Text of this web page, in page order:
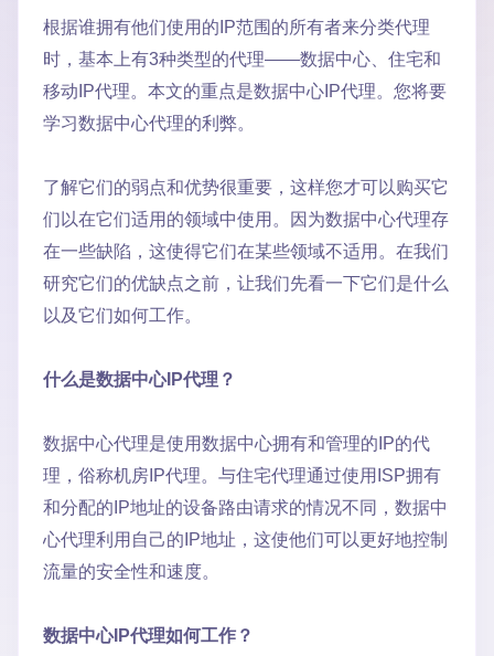
根据谁拥有他们使用的IP范围的所有者来分类代理
时，基本上有3种类型的代理——数据中心、住宅和
移动IP代理。本文的重点是数据中心IP代理。您将要
学习数据中心代理的利弊。
了解它们的弱点和优势很重要，这样您才可以购买它
们以在它们适用的领域中使用。因为数据中心代理存
在一些缺陷，这使得它们在某些领域不适用。在我们
研究它们的优缺点之前，让我们先看一下它们是什么
以及它们如何工作。
什么是数据中心IP代理？
数据中心代理是使用数据中心拥有和管理的IP的代
理，俗称机房IP代理。与住宅代理通过使用ISP拥有
和分配的IP地址的设备路由请求的情况不同，数据中
心代理利用自己的IP地址，这使他们可以更好地控制
流量的安全性和速度。
数据中心IP代理如何工作？